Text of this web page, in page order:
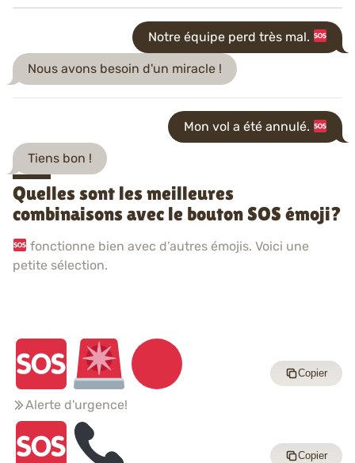
Notre équipe perd très mal.
Nous avons besoin d'un miracle !
Mon vol a été annulé.
Tiens bon !
Quelles sont les meilleures
combinaisons avec le bouton SOS émoji?
fonctionne bien avec d’autres émojis. Voici une
petite sélection.
Alerte d'urgence!
Copier
Copier